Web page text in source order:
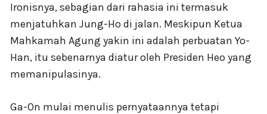
Ironisnya, sebagian dari rahasia ini termasuk
menjatuhkan Jung-Ho di jalan. Meskipun Ketua
Mahkamah Agung yakin ini adalah perbuatan Yo-
Han, itu sebenarnya diatur oleh Presiden Heo yang
memanipulasinya.
Ga-On mulai menulis pernyataannya tetapi